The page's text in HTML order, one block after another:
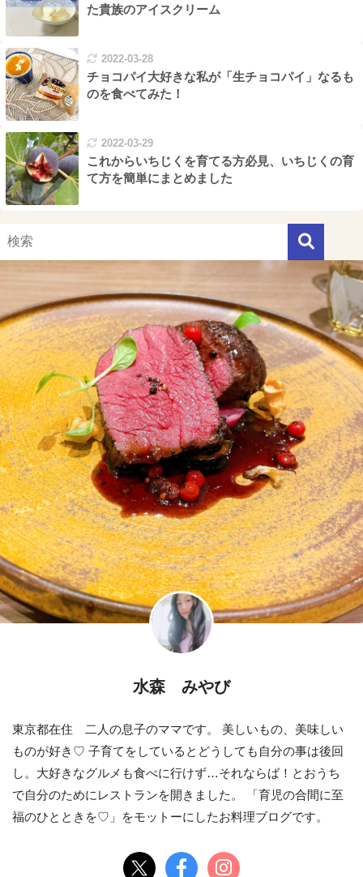
た貴族のアイスクリーム
2022-03-28
チョコパイ大好きな私が「生チョコパイ」なるも
のを食べてみた！
2022-03-29
これからいちじくを育てる方必見、いちじくの育
て方を簡単にまとめました
水森 みやび
東京都在住 二人の息子のママです。 美しいもの、美味しい
ものが好き♡ 子育てをしているとどうしても自分の事は後回
し。大好きなグルメも食べに行けず…それならば！とおうち
で自分のためにレストランを開きました。 「育児の合間に至
福のひとときを♡」をモットーにしたお料理ブログです。